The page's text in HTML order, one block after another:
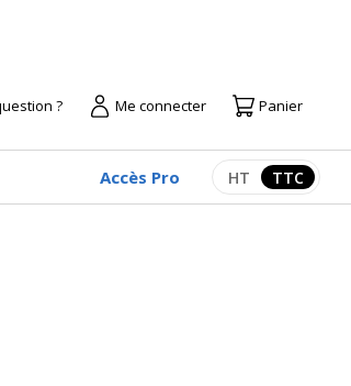
? Me connecter Panier
Accès Pro Afficher les
HT TTC